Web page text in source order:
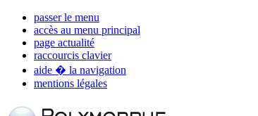
passer le menu
accès au menu principal
page actualité
raccourcis clavier
aide � la navigation
mentions légales